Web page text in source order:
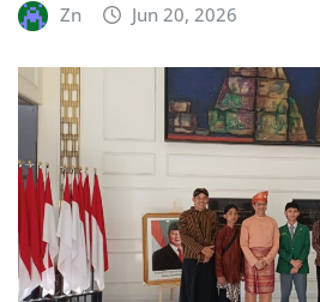
Zn Jun 20, 2026